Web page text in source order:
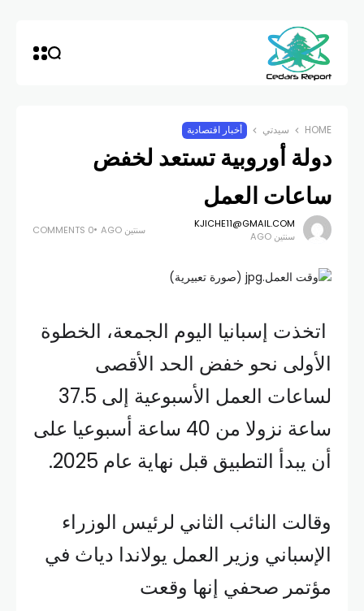
HOME سيدتي أخبار اقتصادية
دولة أوروبية تستعد لخفض
ساعات العمل
KJICHE11@GMAIL.COM
سنتين AGO
سنتين AGO 0 COMMENTS
اتخذت إسبانيا اليوم الجمعة، الخطوة
الأولى نحو خفض الحد الأقصى
لساعات العمل الأسبوعية إلى 37.5
ساعة نزولا من 40 ساعة أسبوعيا على
أن يبدأ التطبيق قبل نهاية عام 2025.
وقالت النائب الثاني لرئيس الوزراء
الإسباني وزير العمل يولاندا دياث في
مؤتمر صحفي إنها وقعت